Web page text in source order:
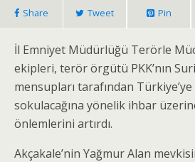
Share Tweet Pin
İl Emniyet Müdürlüğü Terörle
ekipleri, terör örgütü PKK’nın
mensupları tarafından Türkiye’ye
sokulacağına yönelik ihbar
önlemlerini artırdı.
Akçakale’nin Yağmur Alan